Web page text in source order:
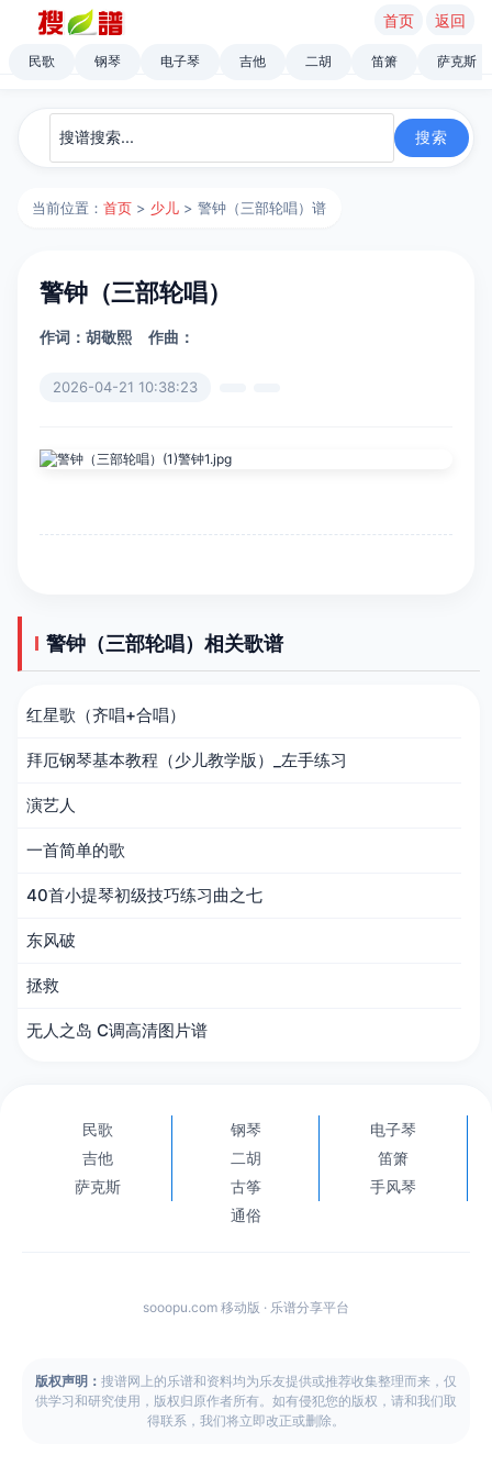
首页 返回
民歌 钢琴 电子琴 吉他 二胡 笛箫 萨克斯
当前位置：首页 > 少儿 > 警钟（三部轮唱）谱
警钟（三部轮唱）
作词：胡敬熙 作曲：
2026-04-21 10:38:23
警钟（三部轮唱）相关歌谱
红星歌（齐唱+合唱）
拜厄钢琴基本教程（少儿教学版）_左手练习
演艺人
一首简单的歌
40首小提琴初级技巧练习曲之七
东风破
拯救
无人之岛 C调高清图片谱
民歌 钢琴
电子琴
吉他
二胡
笛箫
萨克斯
古筝
手风琴
通俗
sooopu.com 移动版 · 乐谱分享平台
版权声明： 搜谱网上的乐谱和资料均为乐友提供或推荐收集整理而来，仅
供学习和研究使用，版权归原作者所有。如有侵犯您的版权，请和我们取
得联系，我们将立即改正或删除。